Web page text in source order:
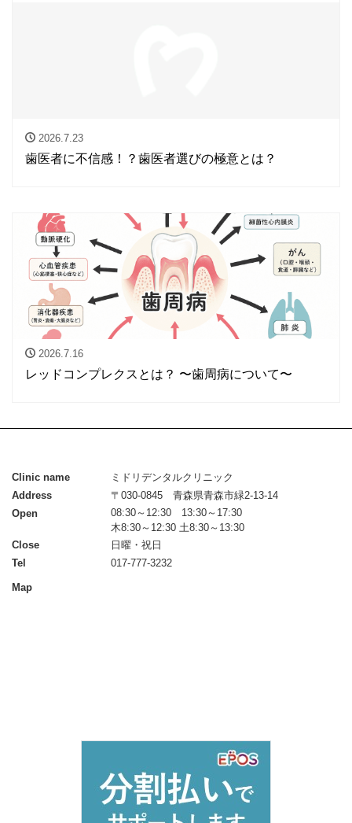
2026.7.23
歯医者に不信感！？歯医者選びの極意とは？
2026.7.16
レッドコンプレクスとは？ 〜歯周病について〜
Clinic name
ミドリデンタルクリニック
Address
〒030-0845 青森県青森市緑2-13-14
Open
08:30～12:30 13:30～17:30
木8:30～12:30 土8:30～13:30
Close
日曜・祝日
Tel
017-777-3232
Map